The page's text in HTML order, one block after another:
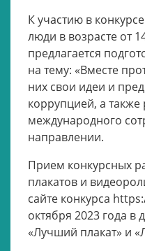
К участию в
люди в возрасте от
предлагается
на тему: «Вместе
них свои идеи и
коррупцией, а
международного
направлении.
Прием конкурсных
плакатов и
сайте конкурса
октября 2023 года в
«Лучший плакат» и